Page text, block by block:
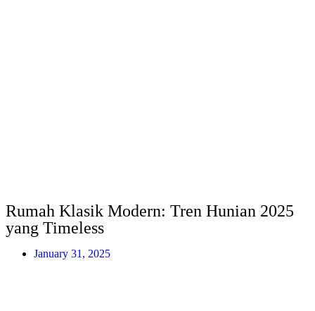
Rumah Klasik Modern: Tren Hunian 2025
yang Timeless
January 31, 2025